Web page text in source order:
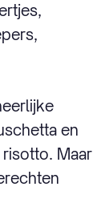
en
Maar